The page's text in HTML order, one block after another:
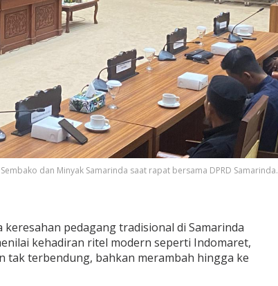
dan Minyak Samarinda saat rapat bersama DPRD Samarinda.
keresahan pedagang tradisional di Samarinda
kehadiran ritel modern seperti Indomaret,
tak terbendung, bahkan merambah hingga ke